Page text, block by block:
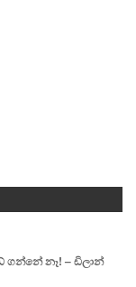
ගන්නේ නෑ! – ඩිලාන්